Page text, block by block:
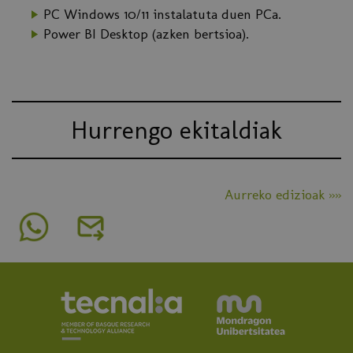
PC Windows 10/11 instalatuta duen PCa.
Power BI Desktop (azken bertsioa).
Hurrengo ekitaldiak
Aurreko edizioak »»